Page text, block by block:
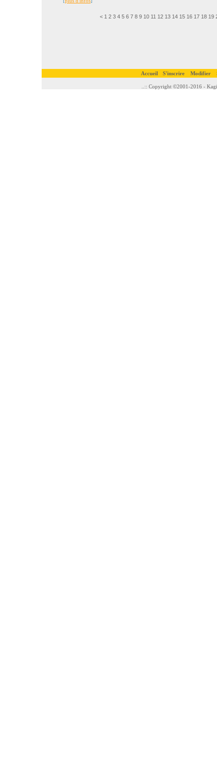
< 1 2 3 4 5 6 7 8 9 10 11 12 13 14 15 16 17 18 19
Accueil S'inscrire Modifier
..:: Copyright ©2001-2016 -